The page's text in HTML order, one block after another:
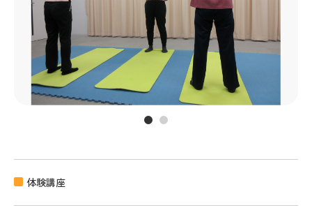
体験講座